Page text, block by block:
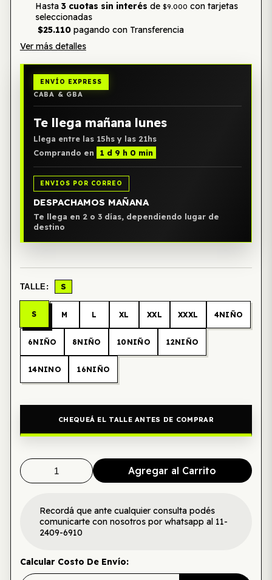
Hasta 3 cuotas sin interés de $9.000 con tarjetas
seleccionadas
$25.110pagando con Transferencia
Ver más detalles
ENVÍO EXPRESS
CABA & GBA
Te llega mañana lunes
Llega entre las 15hs y las 21hs
Comprando en
1 d 9 h 0 min
ENVIOS POR CORREO
DESPACHAMOS MAÑANA
Te llega en 2 o 3 días, dependiendo lugar de
destino
TALLE: S
S M L XL XXL XXXL 4NIÑO
6NIÑO 8NIÑO 10NIÑO 12NIÑO
14NINO 16NIÑO
CHEQUEÁ EL TALLE ANTES DE COMPRAR
Agregar al Carrito
Recordá que ante cualquier consulta podés
comunicarte con nosotros por whatsapp al 11-
2409-6910
Calcular Costo De Envío: